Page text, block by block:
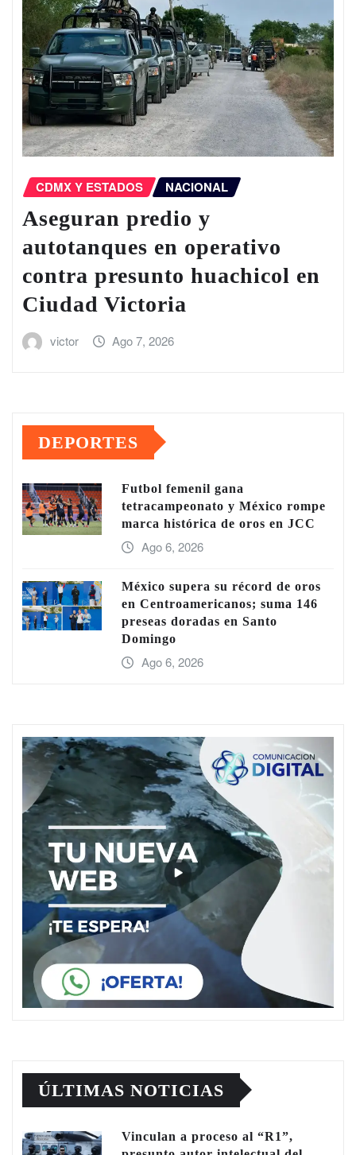
CDMX Y ESTADOS NACIONAL
Aseguran predio y
autotanques en operativo
contra presunto huachicol en
Ciudad Victoria
victor Ago 7, 2026
DEPORTES
Futbol femenil gana
tetracampeonato y México rompe
marca histórica de oros en JCC
Ago 6, 2026
México supera su récord de oros
en Centroamericanos; suma 146
preseas doradas en Santo
Domingo
Ago 6, 2026
ÚLTIMAS NOTICIAS
Vinculan a proceso al “R1”,